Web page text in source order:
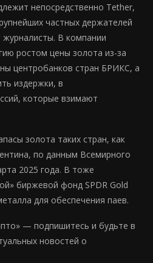
непосредственно Tether,
частных держателей
В компании
ростом цены золота из-за
центробанков стран БРИКС, а
издержки, в
которые взимают
золота таких стран, как
по данным Всемирного
2025 года. В тоже
биржевой фонд SPDR Gold
для обеспечения паев.
— подпишитесь и будьте в
новостей о